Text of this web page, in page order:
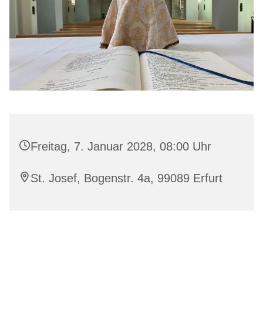
Freitag, 7. Januar 2028, 08:00 Uhr
St. Josef, Bogenstr. 4a, 99089 Erfurt